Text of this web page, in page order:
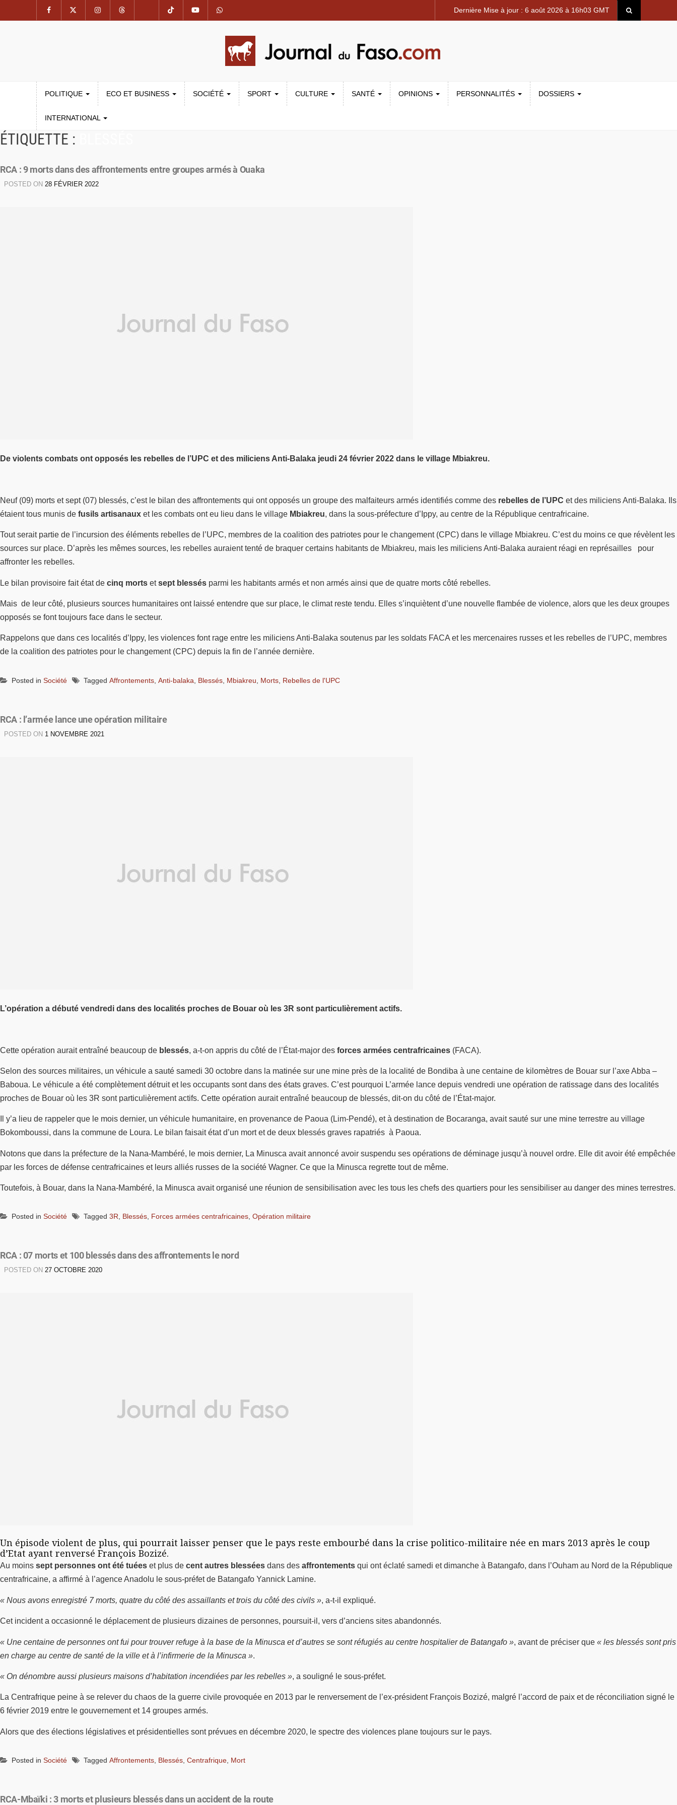
Dernière Mise à jour : 6 août 2026 à 16h03 GMT
POLITIQUE ECO ET BUSINESS SOCIÉTÉ SPORT CULTURE SANTÉ OPINIONS PERSONNALITÉS DOSSIERS
INTERNATIONAL
ÉTIQUETTE :
RCA : 9 morts dans des affrontements entre groupes armés à Ouaka
POSTED ON 28 FÉVRIER 2022
De violents combats ont opposés les rebelles de l’UPC et des miliciens Anti-Balaka jeudi 24 février 2022 dans le village Mbiakreu.
Neuf (09) morts et sept (07) blessés, c’est le bilan des affrontements qui ont opposés un groupe des malfaiteurs armés identifiés comme des rebelles de l’UPC et des miliciens Anti-Balaka. Ils
étaient tous munis de fusils artisanaux et les combats ont eu lieu dans le village Mbiakreu, dans la sous-préfecture d’Ippy, au centre de la République centrafricaine.
Tout serait partie de l’incursion des éléments rebelles de l’UPC, membres de la coalition des patriotes pour le changement (CPC) dans le village Mbiakreu. C’est du moins ce que révèlent les
sources sur place. D’après les mêmes sources, les rebelles auraient tenté de braquer certains habitants de Mbiakreu, mais les miliciens Anti-Balaka auraient réagi en représailles pour
affronter les rebelles.
Le bilan provisoire fait état de cinq morts etsept blessés parmi les habitants armés et non armés ainsi que de quatre morts côté rebelles.
Mais de leur côté, plusieurs sources humanitaires ont laissé entendre que sur place, le climat reste tendu. Elles s’inquiètent d’une nouvelle flambée de violence, alors que les deux groupes
opposés se font toujours face dans le secteur.
Rappelons que dans ces localités d’Ippy, les violences font rage entre les miliciens Anti-Balaka soutenus par les soldats FACA et les mercenaires russes et les rebelles de l’UPC, membres
de la coalition des patriotes pour le changement (CPC) depuis la fin de l’année dernière.
Posted in Société Tagged Affrontements Anti-balaka Blessés Mbiakreu Morts Rebelles de l'UPC
RCA : l’armée lance une opération militaire
POSTED ON 1 NOVEMBRE 2021
L’opération a débuté vendredi dans des localités proches de Bouar où les 3R sont particulièrement actifs.
Cette opération aurait entraîné beaucoup de blessés, a-t-on appris du côté de l’État-major des forces armées centrafricaines (FACA).
Selon des sources militaires, un véhicule a sauté samedi 30 octobre dans la matinée sur une mine près de la localité de Bondiba à une centaine de kilomètres de Bouar sur l’axe Abba –
Baboua. Le véhicule a été complètement détruit et les occupants sont dans des états graves. C’est pourquoi L’armée lance depuis vendredi une opération de ratissage dans des localités
proches de Bouar où les 3R sont particulièrement actifs. Cette opération aurait entraîné beaucoup de blessés, dit-on du côté de l’État-major.
Il y’a lieu de rappeler que le mois dernier, un véhicule humanitaire, en provenance de Paoua (Lim-Pendé), et à destination de Bocaranga, avait sauté sur une mine terrestre au village
Bokomboussi, dans la commune de Loura. Le bilan faisait état d’un mort et de deux blessés graves rapatriés à Paoua.
Notons que dans la préfecture de la Nana-Mambéré, le mois dernier, La Minusca avait annoncé avoir suspendu ses opérations de déminage jusqu’à nouvel ordre. Elle dit avoir été empêchée
par les forces de défense centrafricaines et leurs alliés russes de la société Wagner. Ce que la Minusca regrette tout de même.
Toutefois, à Bouar, dans la Nana-Mambéré, la Minusca avait organisé une réunion de sensibilisation avec les tous les chefs des quartiers pour les sensibiliser au danger des mines terrestres.
Posted in Société Tagged 3R, Blessés, Forces armées centrafricaines, Opération militaire
RCA : 07 morts et 100 blessés dans des affrontements le nord
POSTED ON 27 OCTOBRE 2020
Un épisode violent de plus, qui pourrait laisser penser que le pays reste embourbé dans la crise politico-militaire née en mars 2013 après le coup
d’Etat ayant renversé François Bozizé.
Au moins sept personnes ont été tuées et plus de cent autres blessées dans des affrontements qui ont éclaté samedi et dimanche à Batangafo, dans l’Ouham au Nord de la République
centrafricaine, a affirmé à l’agence Anadolu le sous-préfet de Batangafo Yannick Lamine.
« Nous avons enregistré 7 morts, quatre du côté des assaillants et trois du côté des civils », a-t-il expliqué.
Cet incident a occasionné le déplacement de plusieurs dizaines de personnes, poursuit-il, vers d’anciens sites abandonnés.
« Une centaine de personnes ont fui pour trouver refuge à la base de la Minusca et d’autres se sont réfugiés au centre hospitalier de Batangafo », avant de préciser que « les blessés sont pris
en charge au centre de santé de la ville et à l’infirmerie de la Minusca ».
« On dénombre aussi plusieurs maisons d’habitation incendiées par les rebelles », a souligné le sous-préfet.
La Centrafrique peine à se relever du chaos de la guerre civile provoquée en 2013 par le renversement de l’ex-président François Bozizé, malgré l’accord de paix et de réconciliation signé le
6 février 2019 entre le gouvernement et 14 groupes armés.
Alors que des élections législatives et présidentielles sont prévues en décembre 2020, le spectre des violences plane toujours sur le pays.
Posted in Société Tagged Affrontements, Blessés, Centrafrique, Mort
RCA-Mbaïki : 3 morts et plusieurs blessés dans un accident de la route